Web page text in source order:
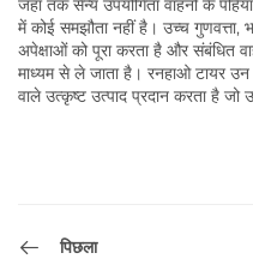
जहां तक सैन्य उपयोगिता वाहनों के
में कोई समझौता नहीं है। उच्च गुणवत्ता,
अपेक्षाओं को पूरा करता है और संबंधित
माध्यम से ले जाता है। रनहाओ टायर
वाले उत्कृष्ट उत्पाद प्रदान करता है जो
पिछला